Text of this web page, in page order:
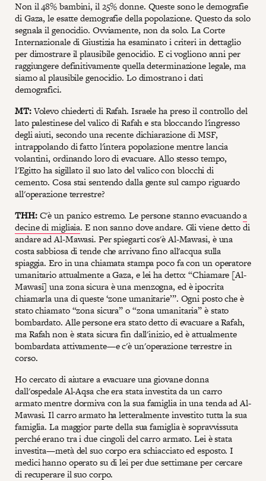
Non il 48% bambini, il 25% donne. Queste sono le demografie
di Gaza, le esatte demografie della popolazione. Questo da solo
segnala il genocidio. Ovviamente, non da solo. La Corte
Internazionale di Giustizia ha esaminato i criteri in dettaglio
per dimostrare il plausibile genocidio. E ci vogliono anni per
raggiungere definitivamente quella determinazione legale, ma
siamo al plausibile genocidio. Lo dimostrano i dati
demografici.
MT:Volevo chiederti di Rafah. Israele ha preso il controllo del
lato palestinese del valico di Rafah e sta bloccando l'ingresso
degli aiuti, secondo una recente dichiarazione di MSF,
intrappolando di fatto l'intera popolazione mentre lancia
volantini, ordinando loro di evacuare. Allo stesso tempo,
l'Egitto ha sigillato il suo lato del valico con blocchi di
cemento. Cosa stai sentendo dalla gente sul campo riguardo
all'operazione terrestre?
THH:C'è un panico estremo. Le persone stanno evacuandoa
decine di migliaia. E non sanno dove andare. Gli viene detto di
andare ad Al-Mawasi. Per spiegarti cos'è Al-Mawasi, è una
costa sabbiosa di tende che arrivano fino all'acqua sulla
spiaggia. Ero in una chiamata stampa poco fa con un operatore
umanitario attualmente a Gaza, e lei ha detto: “Chiamare [Al-
Mawasi] una zona sicura è una menzogna, ed è ipocrita
chiamarla una di queste ‘zone umanitarie’”. Ogni posto che è
stato chiamato “zona sicura” o “zona umanitaria” è stato
bombardato. Alle persone era stato detto di evacuare a Rafah,
ma Rafah non è stata sicura fin dall'inizio, ed è attualmente
bombardata attivamente—e c'è un'operazione terrestre in
corso.
Ho cercato di aiutare a evacuare una giovane donna
dall'ospedale Al-Aqsa che era stata investita da un carro
armato mentre dormiva con la sua famiglia in una tenda ad Al-
Mawasi. Il carro armato ha letteralmente investito tutta la sua
famiglia. La maggior parte della sua famiglia è sopravvissuta
perché erano tra i due cingoli del carro armato. Lei è stata
investita—metà del suo corpo era schiacciato ed esposto. I
medici hanno operato su di lei per due settimane per cercare
di recuperare il suo corpo.